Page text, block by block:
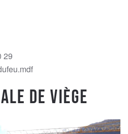
29
de Viège